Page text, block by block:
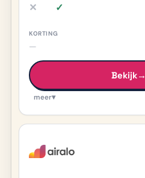
✕iDEAL nee, meer info
✓Delen ja, meer info
—
Bekijk→
meer▾